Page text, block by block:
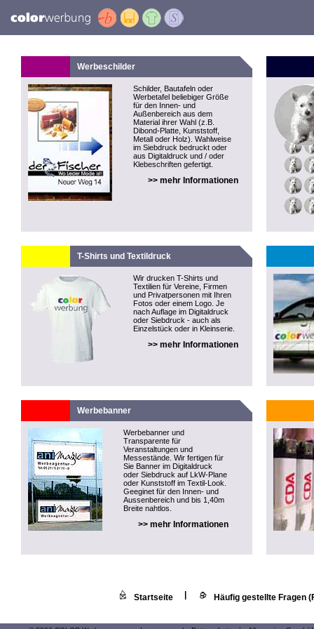
Werbeschilder
Schilder, Bautafeln oder
Werbetafel beliebiger Größe
für den Innen- und
Außenbereich aus dem
Material ihrer Wahl (z.B.
Dibond-Platte, Kunststoff,
Metall oder Holz). Wahlweise
im Siebdruck bedruckt oder
aus Digitaldruck und / oder
Klebeschriften gefertigt.
>> mehr Informationen
T-Shirts und Textildruck
Wir drucken T-Shirts und
Textilien für Vereine, Firmen
und Privatpersonen mit Ihren
Fotos oder einem Logo. Je
nach Auflage im Digitaldruck
oder Siebdruck - auch als
Einzelstück oder in Kleinserie.
>> mehr Informationen
Werbebanner
Werbebanner und
Transparente für
Veranstaltungen und
Messestände. Wir fertigen für
Sie Banner im Digitaldruck
oder Siebdruck auf LkW-Plane
oder Kunststoff im Textil-Look.
Geeginet für den Innen- und
Aussenbereich und bis 1,40m
Breite nahtlos.
>> mehr Informationen
Startseite Häufig gestellte Fragen